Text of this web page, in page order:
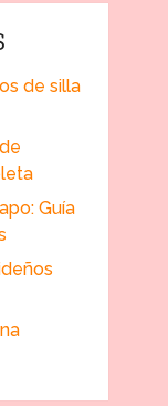
de silla
Guía